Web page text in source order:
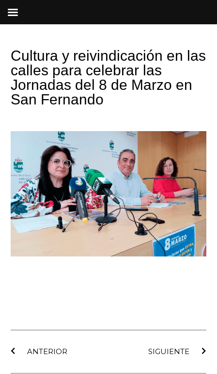
Cultura y reivindicación en las
calles para celebrar las
Jornadas del 8 de Marzo en
San Fernando
ANTERIOR
SIGUIENTE